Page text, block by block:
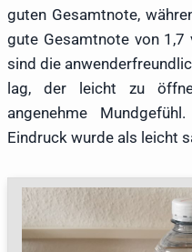
guten Gesamtnote,
gute Gesamtnote von 1,7
sind die
lag, der leicht zu
angenehme
Eindruck wurde als leicht